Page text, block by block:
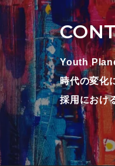
Youth
時代の変化
採用におけ